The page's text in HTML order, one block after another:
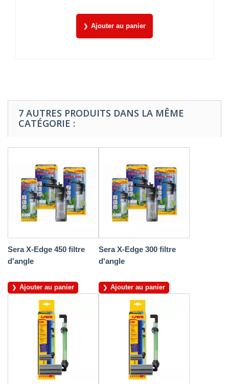
Ajouter au panier
7 AUTRES PRODUITS DANS LA MÊME
CATÉGORIE :
Sera X-Edge 450 filtre
d'angle
Ajouter au panier
Sera X-Edge 300 filtre
d'angle
Ajouter au panier